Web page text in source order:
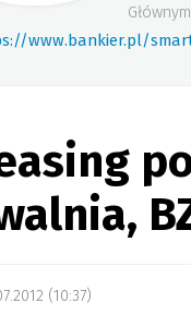
www.bankier.pl/
(10:37)